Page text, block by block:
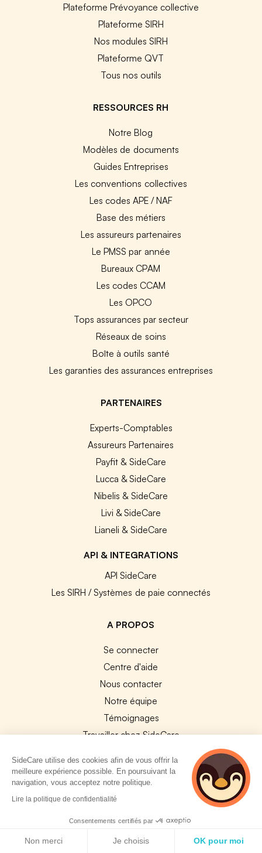
Plateforme Prévoyance collective
Plateforme SIRH
Nos modules SIRH
Plateforme QVT
Tous nos outils
RESSOURCES RH
Notre Blog
Modèles de documents
Guides Entreprises
Les conventions collectives
Les codes APE / NAF
Base des métiers
Les assureurs partenaires
Le PMSS par année
Bureaux CPAM
Les codes CCAM
Les OPCO
Tops assurances par secteur
Réseaux de soins
Boîte à outils santé
Les garanties des assurances entreprises
PARTENAIRES
Experts-Comptables
Assureurs Partenaires
Payfit & SideCare
Lucca & SideCare
Nibelis & SideCare
Livi & SideCare
Lianeli & SideCare
API & INTEGRATIONS
API SideCare
Les SIRH / Systèmes de paie connectés
A PROPOS
Se connecter
Centre d'aide
Nous contacter
Notre équipe
Témoignages
Travailler chez SideCare
CGU & RGPD
Cookies
SideCare utilise des cookies afin de vous offrir la
meilleure expérience possible. En poursuivant la
navigation, vous acceptez notre politique.
Lire la politique de confidentialité
Consentements certifiés par
Non merci Je choisis OK pour moi